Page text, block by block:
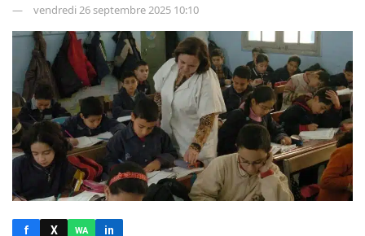
vendredi 26 septembre 2025 10:10
f X WA in